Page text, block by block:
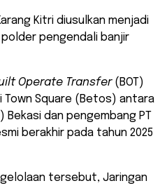
Kitri diusulkan menjadi
pengendali banjir
Operate Transfer(BOT)
Town Square (Betos) antara
Bekasi dan pengembang PT
berakhir pada tahun 2025
tersebut, Jaringan